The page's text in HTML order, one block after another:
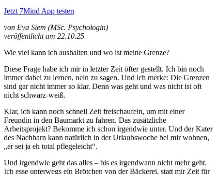
Jetzt 7Mind App testen
von Eva Siem (MSc. Psychologin)
veröffentlicht am 22.10.25
Wie viel kann ich aushalten und wo ist meine Grenze?
Diese Frage habe ich mir in letzter Zeit öfter gestellt. Ich bin noch
immer dabei zu lernen, nein zu sagen. Und ich merke: Die Grenzen
sind gar nicht immer so klar. Denn was geht und was nicht ist oft
nicht schwarz-weiß.
Klar, ich kann noch schnell Zeit freischaufeln, um mit einer
Freundin in den Baumarkt zu fahren. Das zusätzliche
Arbeitsprojekt? Bekomme ich schon irgendwie unter. Und der Kater
des Nachbarn kann natürlich in der Urlaubswoche bei mir wohnen,
„er sei ja eh total pflegeleicht“.
Und irgendwie geht das alles – bis es irgendwann nicht mehr geht.
Ich esse unterwegs ein Brötchen von der Bäckerei, statt mir Zeit für